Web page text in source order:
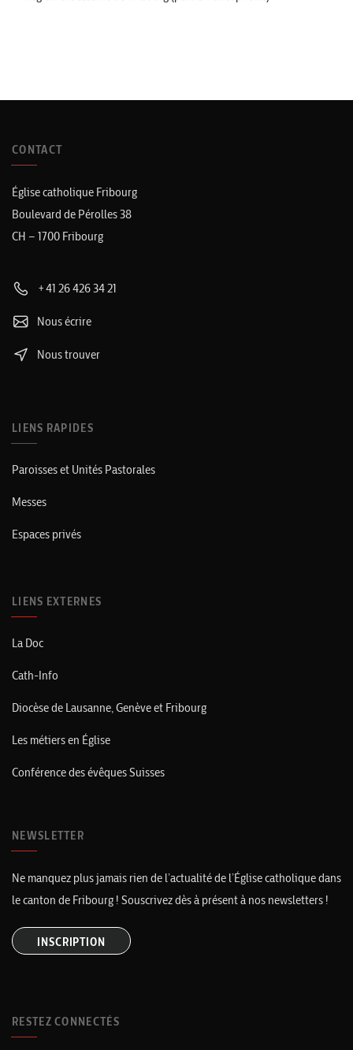
CONTACT
Église catholique Fribourg
Boulevard de Pérolles 38
CH – 1700 Fribourg
+41 26 426 34 21
Nous écrire
Nous trouver
LIENS RAPIDES
Paroisses et Unités Pastorales
Messes
Espaces privés
LIENS EXTERNES
La Doc
Cath-Info
Diocèse de Lausanne, Genève et Fribourg
Les métiers en Église
Conférence des évêques Suisses
NEWSLETTER
Ne manquez plus jamais rien de l’actualité de l’Église catholique dans
le canton de Fribourg ! Souscrivez dès à présent à nos newsletters !
INSCRIPTION
RESTEZ CONNECTÉS